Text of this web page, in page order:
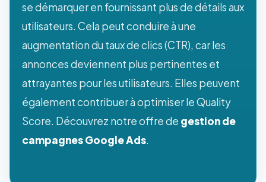
se démarquer en fournissant plus de détails aux
utilisateurs. Cela peut conduire à une
augmentation du taux de clics (CTR), car les
annonces deviennent plus pertinentes et
attrayantes pour les utilisateurs. Elles peuvent
également contribuer à optimiser le Quality
Score. Découvrez notre offre de gestion de
campagnes Google Ads.